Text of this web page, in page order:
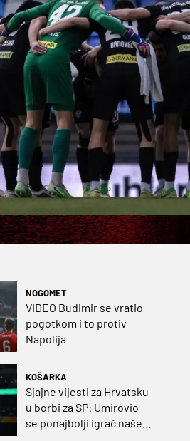
NOGOMET
VIDEO Budimir se vratio
pogotkom i to protiv
Napolija
KOŠARKA
Sjajne vijesti za Hrvatsku
u borbi za SP: Umirovio
se ponajbolji igrač našeg